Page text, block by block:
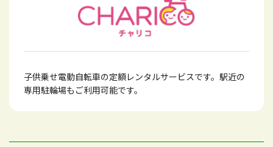
子供乗せ電動自転車の定額レンタルサービスです。駅近の
専用駐輪場もご利用可能です。